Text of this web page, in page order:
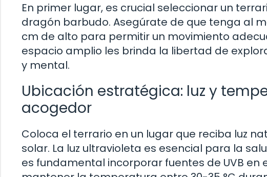
En primer lugar, es crucial seleccionar un
dragón barbudo. Asegúrate de que tenga al
cm de alto para permitir un movimiento
espacio amplio les brinda la libertad de
y mental.
Ubicación estratégica: luz y
acogedor
Coloca el terrario en un lugar que reciba luz
solar. La luz ultravioleta es esencial para la
es fundamental incorporar fuentes de UVB en